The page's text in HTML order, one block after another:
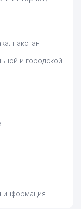
и городской
информация